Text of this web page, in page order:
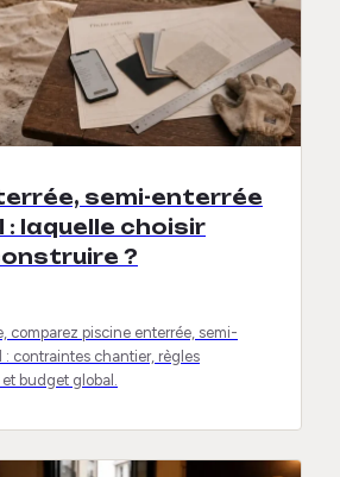
semi-enterrée
: laquelle choisir
?
comparez piscine enterrée, semi-
: contraintes chantier, règles
et budget global.